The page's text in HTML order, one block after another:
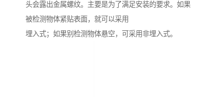
头会露出金属螺纹。主要是为了满足安装的要求。如果
被检测物体紧贴表面，就可以采用
埋入式；如果别检测物体悬空，可采用非埋入式。